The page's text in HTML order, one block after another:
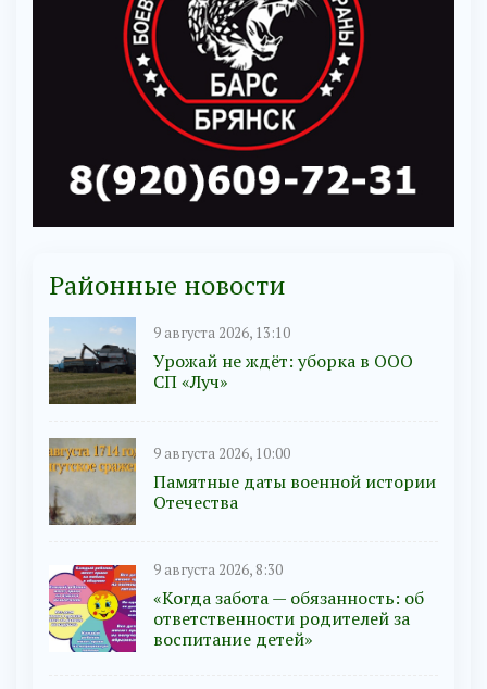
Районные новости
9 августа 2026, 13:10
Урожай не ждёт: уборка в ООО
СП «Луч»
9 августа 2026, 10:00
Памятные даты военной истории
Отечества
9 августа 2026, 8:30
«Когда забота — обязанность: об
ответственности родителей за
воспитание детей»